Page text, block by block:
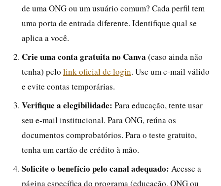
de uma ONG ou um usuário comum? Cada perfil tem
uma porta de entrada diferente. Identifique qual se
aplica a você.
Crie uma conta gratuita no Canva (caso ainda não
tenha) pelo link oficial de login. Use um e-mail válido
e evite contas temporárias.
Verifique a elegibilidade: Para educação, tente usar
seu e-mail institucional. Para ONG, reúna os
documentos comprobatórios. Para o teste gratuito,
tenha um cartão de crédito à mão.
Solicite o benefício pelo canal adequado: Acesse a
página específica do programa (educação, ONG ou